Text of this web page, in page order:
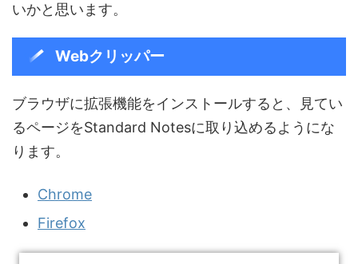
いかと思います。
Webクリッパー
ブラウザに拡張機能をインストールすると、見てい
るページをStandard Notesに取り込めるようにな
ります。
Chrome
Firefox